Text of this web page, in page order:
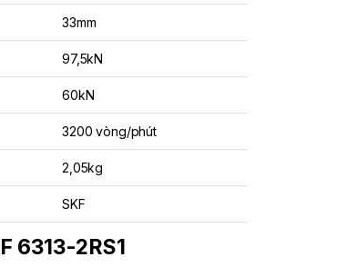
33mm
97,5kN
60kN
3200 vòng/phút
2,05kg
SKF
6313-2RS1